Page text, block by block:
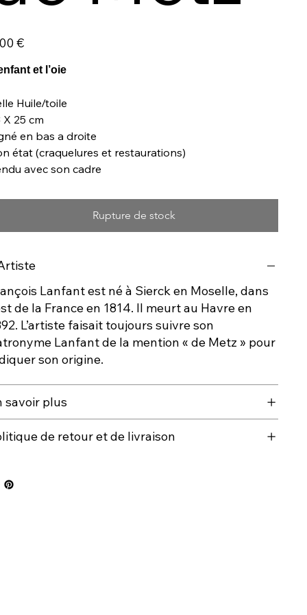
€
et l’oie
Huile/toile
X 25 cm
en bas a droite
état (craquelures et restaurations)
avec son cadre
Rupture de stock
Lanfant est né à Sierck en Moselle, dans
de la France en 1814. Il meurt au Havre en
L’artiste faisait toujours suivre son
Lanfant de la mention « de Metz » pour
son origine.
savoir plus
de retour et de livraison